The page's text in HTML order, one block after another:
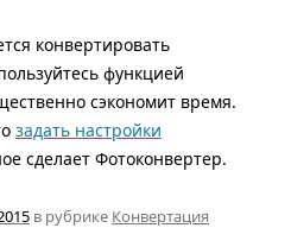
конвертировать
функцией
сэкономит время.
задать настройки
сделает Фотоконвертер.
в рубрике Конвертация